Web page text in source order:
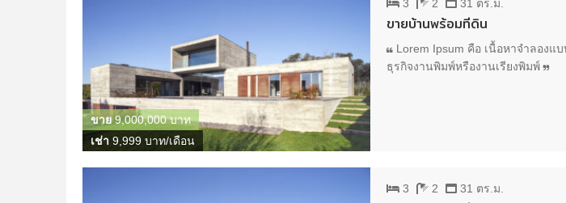
เช่า 9,999 บาท/เดือน
ขาย9,000,000 บาท
3 2 31 ตร.ม.
ขายบ้านพร้อมที่ดิน
Lorem Ipsum คือ เนื้อหาจำลองแ
ธุรกิจงานพิมพ์หรืองานเรียงพิมพ์
3 2 31 ตร.ม.